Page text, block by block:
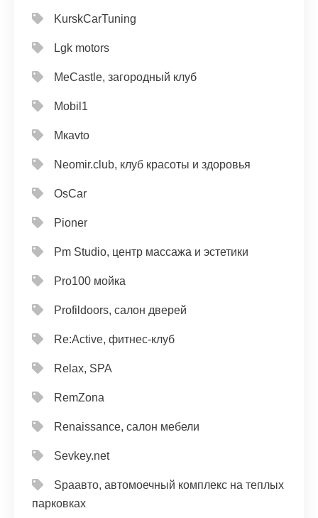
KurskCarTuning
Lgk motors
MeCastle, загородный клуб
Mobil1
Mкavto
Neomir.club, клуб красоты и здоровья
OsCar
Pioner
Pm Studio, центр массажа и эстетики
Pro100 мойка
Profildoors, салон дверей
Re:Active, фитнес-клуб
Relax, SPA
RemZona
Renaissance, салон мебели
Sevkey.net
Spaавто, автомоечный комплекс на теплых
парковках